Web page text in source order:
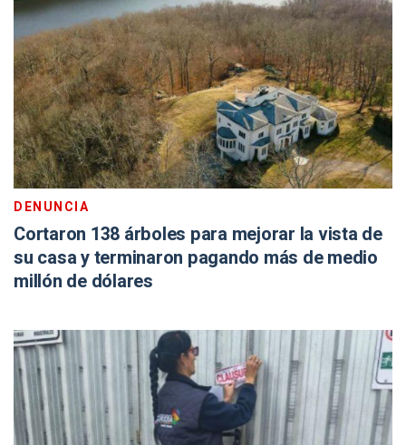
DENUNCIA
Cortaron 138 árboles para mejorar la vista de
su casa y terminaron pagando más de medio
millón de dólares